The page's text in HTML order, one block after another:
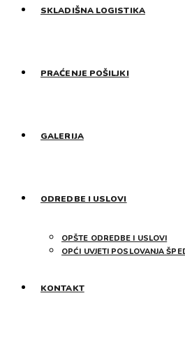
SKLADIŠNA LOGISTIKA
PRAĆENJE POŠILJKI
GALERIJA
ODREDBE I USLOVI
OPŠTE ODREDBE I USLOVI
OPĆI UVJETI POSLOVANJA
KONTAKT